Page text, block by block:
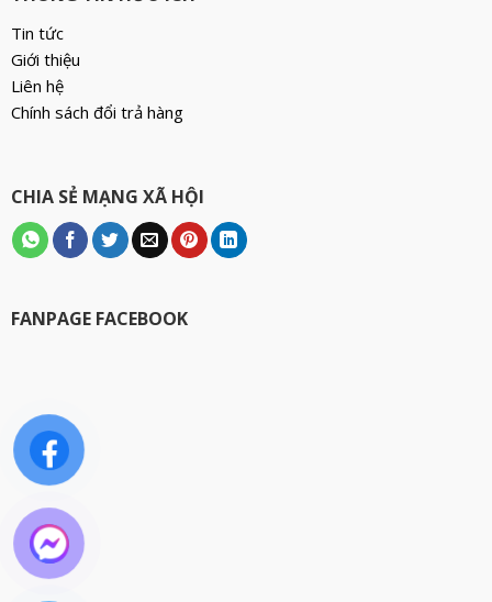
Tin tức
Giới thiệu
Liên hệ
Chính sách đổi trả hàng
CHIA SẺ MẠNG XÃ HỘI
FANPAGE FACEBOOK